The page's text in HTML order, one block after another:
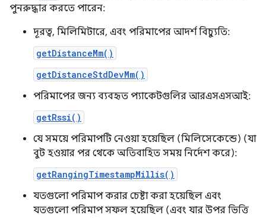
পুনরুদ্ধার করতে পারেন:
দূরত্ব, মিলিমিটারে, এবং পরিমাপের আদর্শ বিচ্যুতি:
getDistanceMm()
getDistanceStdDevMm()
পরিমাপের জন্য ব্যবহৃত প্যাকেটগুলির আরএসএসআই:
getRssi()
যে সময়ে পরিমাপটি নেওয়া হয়েছিল (মিলিসেকেন্ডে) (যা
বুট হওয়ার পর থেকে অতিবাহিত সময় নির্দেশ করে):
getRangingTimestampMillis()
যতগুলো পরিমাপ করার চেষ্টা করা হয়েছিল এবং
যতগুলো পরিমাপ সফল হয়েছিল (এবং যার উপর ভিত্তি